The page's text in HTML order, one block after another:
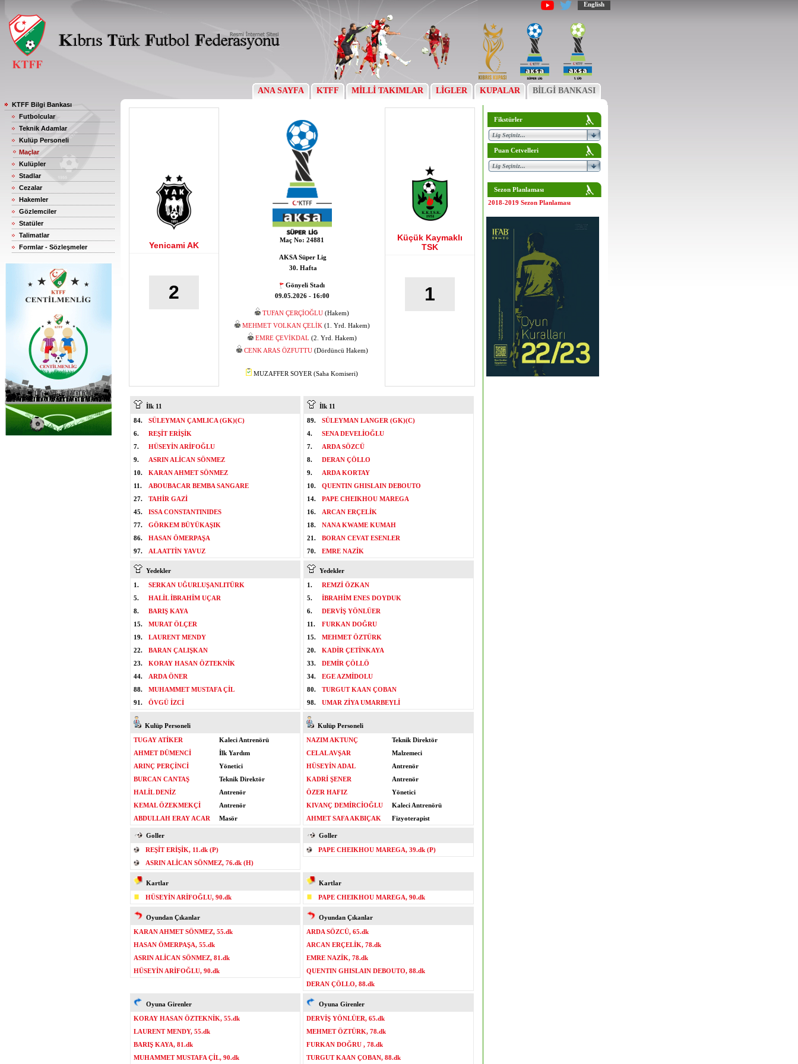
English
ANA SAYFA KTFF MİLLİ TAKIMLAR LİGLER KUPALAR BİLGİ BANKASI
KTFF Bilgi Bankası
Futbolcular
Teknik Adamlar
Kulüp Personeli
Maçlar
Kulüpler
Stadlar
Cezalar
Hakemler
Gözlemciler
Statüler
Talimatlar
Formlar - Sözleşmeler
Yenicami AK
2
Maç No: 24881
AKSA Süper Lig
30. Hafta
Gönyeli Stadı
09.05.2026 - 16:00
TUFAN ÇERÇİOĞLU (Hakem)
MEHMET VOLKAN ÇELİK(1. Yrd. Hakem)
EMRE ÇEVİKDAL (2. Yrd. Hakem)
CENK ARAS ÖZFUTTU(Dördüncü Hakem)
MUZAFFER SOYER (Saha Komiseri)
Küçük Kaymaklı
TSK
1
İlk 11
84.
SÜLEYMAN ÇAMLICA (GK)(C)
6.
REŞİT ERİŞİK
7.
HÜSEYİN ARİFOĞLU
9.
ASRIN ALİCAN SÖNMEZ
10.
KARAN AHMET SÖNMEZ
11.
ABOUBACAR BEMBA SANGARE
27.
TAHİR GAZİ
45.
ISSA CONSTANTINIDES
77.
GÖRKEM BÜYÜKAŞIK
86.
HASAN ÖMERPAŞA
97.
ALAATTİN YAVUZ
İlk 11
89.
SÜLEYMAN LANGER (GK)(C)
4.
SENA DEVELİOĞLU
7.
ARDA SÖZCÜ
8.
DERAN ÇÖLLO
9.
ARDA KORTAY
10.
QUENTIN GHISLAIN DEBOUTO
14.
PAPE CHEIKHOU MAREGA
16.
ARCAN ERÇELİK
18.
NANA KWAME KUMAH
21.
BORAN CEVAT ESENLER
70.
EMRE NAZİK
Yedekler
1.
SERKAN UĞURLUŞANLITÜRK
5.
HALİL İBRAHİM UÇAR
8.
BARIŞ KAYA
15.
MURAT ÖLÇER
19.
LAURENT MENDY
22.
BARAN ÇALIŞKAN
23.
KORAY HASAN ÖZTEKNİK
44.
ARDA ÖNER
88.
MUHAMMET MUSTAFA ÇİL
91.
ÖVGÜ İZCİ
Yedekler
1.
REMZİ ÖZKAN
5.
İBRAHİM ENES DOYDUK
6.
DERVİŞ YÖNLÜER
11.
FURKAN DOĞRU
15.
MEHMET ÖZTÜRK
20.
KADİR ÇETİNKAYA
33.
DEMİR ÇÖLLÖ
34.
EGE AZMİDOLU
80.
TURGUT KAAN ÇOBAN
98.
UMAR ZİYA UMARBEYLİ
Kulüp Personeli
TUGAY ATİKER
Kaleci Antrenörü
AHMET DÜMENCİ
İlk Yardım
ARINÇ PERÇİNCİ
Yönetici
BURCAN CANTAŞ
Teknik Direktör
HALİL DENİZ
Antrenör
KEMAL ÖZEKMEKÇİ
Antrenör
ABDULLAH ERAY ACAR
Masör
Kulüp Personeli
NAZIM AKTUNÇ
Teknik Direktör
CELAL AVŞAR
Malzemeci
HÜSEYİN ADAL
Antrenör
KADRİ ŞENER
Antrenör
ÖZER HAFIZ
Yönetici
KIVANÇ DEMİRCİOĞLU
Kaleci Antrenörü
AHMET SAFA AKBIÇAK
Fizyoterapist
Goller
REŞİT ERİŞİK, 11.dk (P)
ASRIN ALİCAN SÖNMEZ, 76.dk (H)
Goller
PAPE CHEIKHOU MAREGA, 39.dk (P)
Kartlar
HÜSEYİN ARİFOĞLU, 90.dk
Kartlar
PAPE CHEIKHOU MAREGA, 90.dk
Oyundan Çıkanlar
KARAN AHMET SÖNMEZ, 55.dk
HASAN ÖMERPAŞA, 55.dk
ASRIN ALİCAN SÖNMEZ, 81.dk
HÜSEYİN ARİFOĞLU, 90.dk
Oyundan Çıkanlar
ARDA SÖZCÜ, 65.dk
ARCAN ERÇELİK, 78.dk
EMRE NAZİK, 78.dk
QUENTIN GHISLAIN DEBOUTO, 88.dk
DERAN ÇÖLLO, 88.dk
Oyuna Girenler
KORAY HASAN ÖZTEKNİK, 55.dk
LAURENT MENDY, 55.dk
BARIŞ KAYA, 81.dk
MUHAMMET MUSTAFA ÇİL, 90.dk
Oyuna Girenler
DERVİŞ YÖNLÜER, 65.dk
MEHMET ÖZTÜRK, 78.dk
FURKAN DOĞRU , 78.dk
TURGUT KAAN ÇOBAN, 88.dk
Fikstürler
Puan Cetvelleri
Sezon Planlaması
2018-2019 Sezon Planlaması